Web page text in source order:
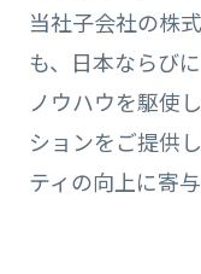
当社子会社の株
も、日本ならび
ノウハウを駆使
ションをご提供
ティの向上に寄